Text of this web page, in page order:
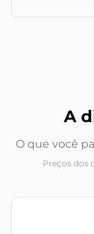
A
O que você
Preços dos